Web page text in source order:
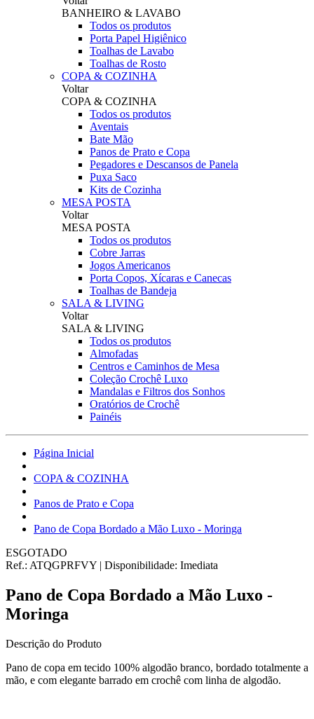
BANHEIRO & LAVABO
Todos os produtos
Porta Papel Higiênico
Toalhas de Lavabo
Toalhas de Rosto
COPA & COZINHA
Voltar
COPA & COZINHA
Todos os produtos
Aventais
Bate Mão
Panos de Prato e Copa
Pegadores e Descansos de Panela
Puxa Saco
Kits de Cozinha
MESA POSTA
Voltar
MESA POSTA
Todos os produtos
Cobre Jarras
Jogos Americanos
Porta Copos, Xícaras e Canecas
Toalhas de Bandeja
SALA & LIVING
Voltar
SALA & LIVING
Todos os produtos
Almofadas
Centros e Caminhos de Mesa
Coleção Crochê Luxo
Mandalas e Filtros dos Sonhos
Oratórios de Crochê
Painéis
Página Inicial
COPA & COZINHA
Panos de Prato e Copa
Pano de Copa Bordado a Mão Luxo - Moringa
ESGOTADO
Ref.: ATQGPRFVY | Disponibilidade: Imediata
Pano de Copa Bordado a Mão Luxo -
Moringa
Descrição do Produto
Pano de copa em tecido 100% algodão branco, bordado totalmente a
mão, e com elegante barrado em crochê com linha de algodão.